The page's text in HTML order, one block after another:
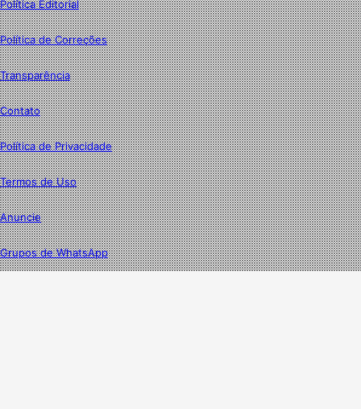
Política Editorial
Política de Correções
Transparência
Contato
Política de Privacidade
Termos de Uso
Anuncie
Grupos de WhatsApp